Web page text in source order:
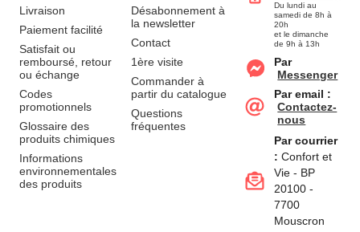
Livraison
Paiement facilité
Satisfait ou
remboursé, retour
ou échange
Codes
promotionnels
Glossaire des
produits chimiques
Informations
environnementales
des produits
Désabonnement à
la newsletter
Contact
1ère visite
Commander à
partir du catalogue
Questions
fréquentes
Du lundi au
samedi de 8h à
20h
et le dimanche
de 9h à 13h
Par
Messenger
Par email :
Contactez-
nous
Par courrier
: Confort et
Vie - BP
20100 -
7700
Mouscron